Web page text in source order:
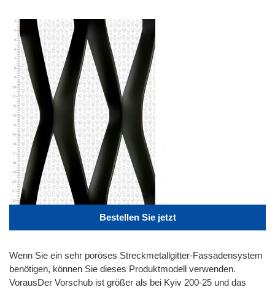
Bestellen Sie jetzt
Wenn Sie ein sehr poröses Streckmetallgitter-Fassadensystem
benötigen, können Sie dieses Produktmodell verwenden.
VorausDer Vorschub ist größer als bei Kyiv 200-25 und das